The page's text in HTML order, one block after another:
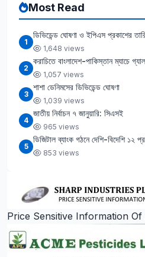
Most Read
1
ডিভিডেন্ড ঘোষণা ও ইপিএস প্রকাশের
1,648 views
2
করাচিতে বাংলাদেশ-পাকিস্তান ম্যাচে
1,057 views
3
শাশা ডেনিমসের ডিভিডেন্ড ঘোষণা
1,039 views
4
জাতীয় নির্বাচন ৭ জানুয়ারি: সিএসই
965 views
5
ডিজিটাল ব্যাংক গঠনে দেশি-বিদেশি ১২
853 views
Price Sensitive Information Of